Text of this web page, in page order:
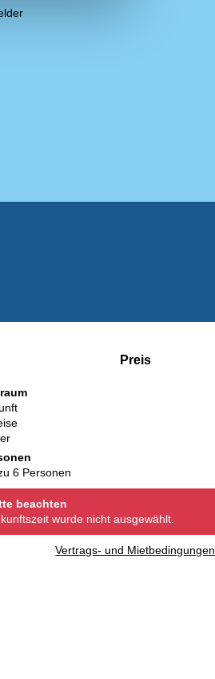
Preis
6 Personen
beachten
wurde nicht ausgewählt.
Vertrags- und Mietbedingungen